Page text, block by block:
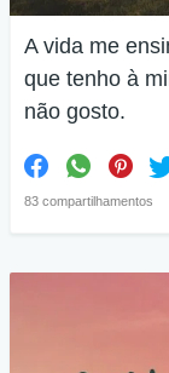
A vida me
que tenho à
não gosto.
83 compartilhamentos